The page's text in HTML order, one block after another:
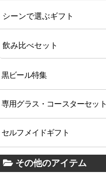
シーンで選ぶギフト
飲み比べセット
黒ビール特集
専用グラス・コースターセット
セルフメイドギフト
その他のアイテム